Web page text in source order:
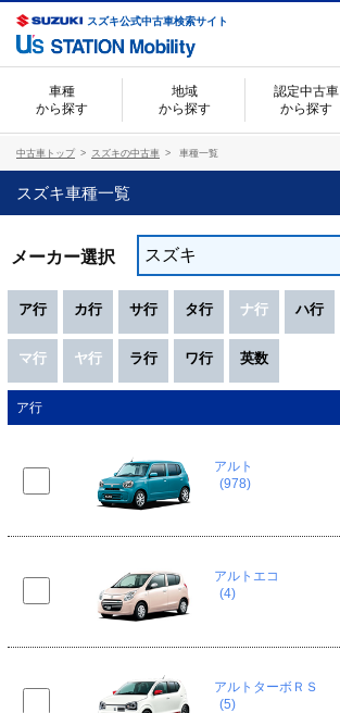
スズキ公式中古車検索サイト
車種
から探す
地域
から探す
認定中古車
から探す
中古車トップ スズキの中古車 車種一覧
スズキ車種一覧
メーカー選択
ア行 カ行 サ行 タ行 ナ行 ハ行
マ行 ヤ行 ラ行 ワ行 英数
ア行
アルト
(978)
アルトエコ
(4)
アルトターボＲＳ
(5)